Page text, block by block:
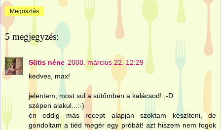
Megosztás
5 megjegyzés:
Sütis néne 2008. március 22. 12:29
kedves, max!
jelentem, most sül a sütőmben a kalácsod! ;-D
szépen alakul...:-)
én eddig más recept alapján szoktam készíteni, de
gondoltam a tiéd megér egy próbát! azt hiszem nem fogok